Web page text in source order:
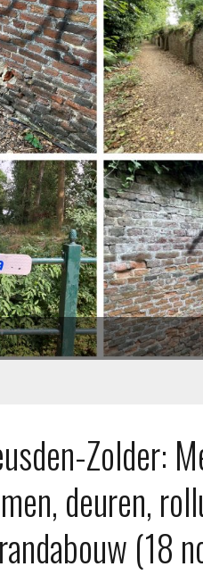
Zolder:
deuren,
(18